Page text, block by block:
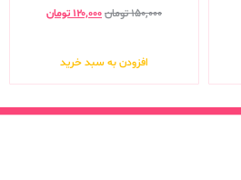
۱۵۰,۰۰۰تومان۱۲۰,۰۰۰ تومان
افزودن به سبد خرید